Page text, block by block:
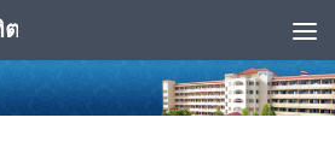
ต